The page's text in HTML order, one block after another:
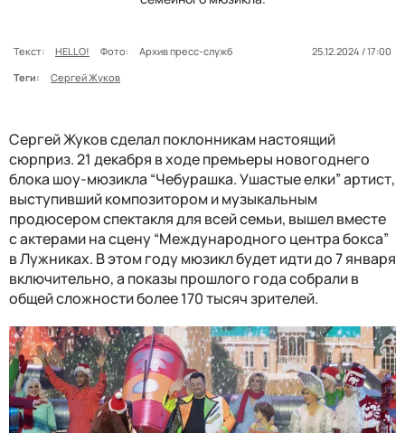
Текст: HELLO! Фото: Архив пресс-служб
25.12.2024 / 17:00
Теги:
Сергей Жуков
Сергей Жуков сделал поклонникам настоящий
сюрприз. 21 декабря в ходе премьеры новогоднего
блока шоу-мюзикла “Чебурашка. Ушастые елки” артист,
выступивший композитором и музыкальным
продюсером спектакля для всей семьи, вышел вместе
с актерами на сцену “Международного центра бокса”
в Лужниках. В этом году мюзикл будет идти до 7 января
включительно, а показы прошлого года собрали в
общей сложности более 170 тысяч зрителей.